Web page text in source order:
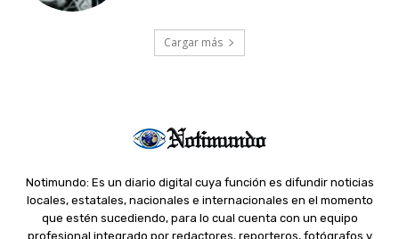
Cargar más
Notimundo: Es un diario digital cuya función es difundir noticias
locales, estatales, nacionales e internacionales en el momento
que estén sucediendo, para lo cual cuenta con un equipo
profesional integrado por redactores, reporteros, fotógrafos y